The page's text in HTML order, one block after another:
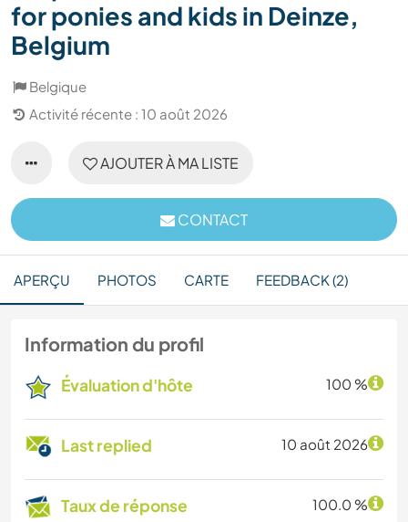
for ponies and kids in Deinze,
Belgium
Belgique
Activité récente : 10 août 2026
AJOUTER À MA LISTE
CONTACT
APERÇU PHOTOS CARTE FEEDBACK (2)
Information du profil
Évaluation d'hôte 100 %
Last replied 10 août 2026
Taux de réponse 100.0 %